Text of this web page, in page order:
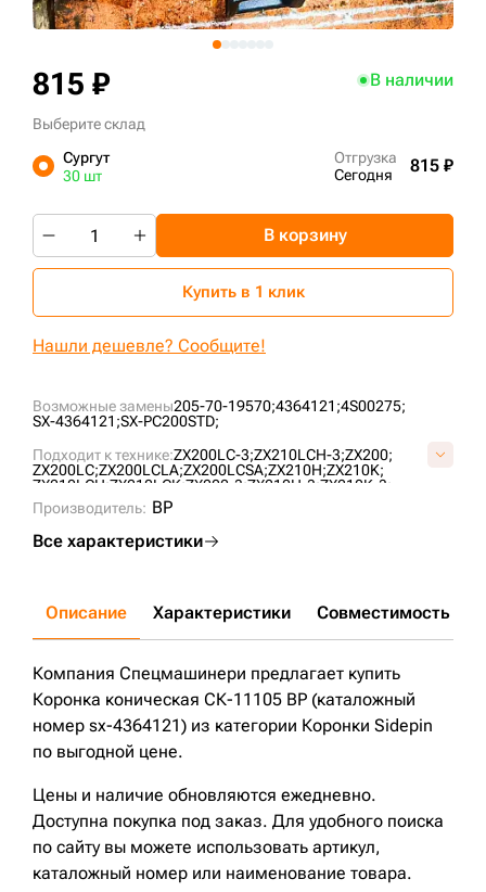
Возможные замены205-70-19570;4364121;4S00275;
SX-4364121;SX-PC200STD;
Подходит к технике:ZX200LC-3;ZX210LCH-3;ZX200;
ZX200LC;ZX200LCLA;ZX200LCSA;ZX210H;ZX210K;
ZX210LCH;ZX210LCK;ZX200-3;ZX210H-3;ZX210K-3;
ZX210L-3;
ZX210L3-AP;
PC200LC-7;PC200-7;
ZX180W;
PC200LC-8;PC200-6;PC120-5;
Производитель: BP
Все характеристики
815 ₽ В наличии
Выберите склад
Сургут
30 шт
Отгрузка
Сегодня
815 ₽
В корзину
Купить в 1 клик
Нашли дешевле? Сообщите!
Описание Характеристики Совместимость
Компания Спецмашинери предлагает купить
Коронка коническая СК-11105 BP (каталожный
номер sx-4364121) из категории Коронки Sidepin
по выгодной цене.
Цены и наличие обновляются ежедневно.
Доступна покупка под заказ. Для удобного поиска
по сайту вы можете использовать артикул,
каталожный номер или наименование товара.
+7 (499) 394-50-93